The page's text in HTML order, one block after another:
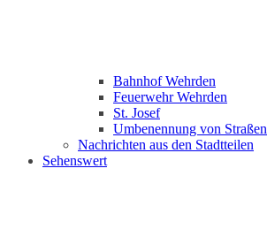
Bahnhof Wehrden
Feuerwehr Wehrden
St. Josef
Umbenennung von
Nachrichten aus den Stadtteilen
Sehenswert